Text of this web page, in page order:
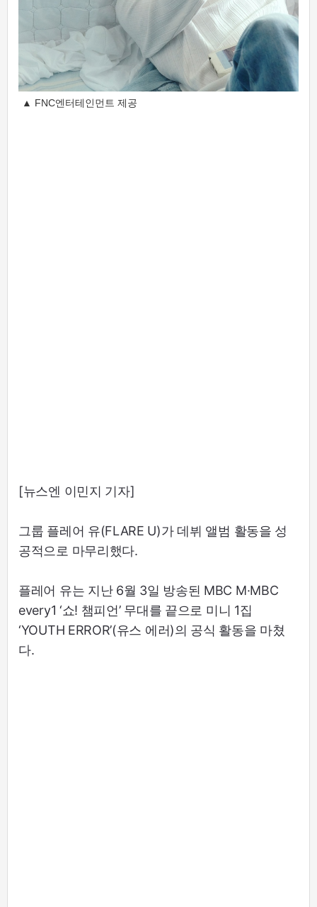
▲ FNC엔터테인먼트 제공
[뉴스엔 이민지 기자]
그룹 플레어 유(FLARE U)가 데뷔 앨범 활동을 성
공적으로 마무리했다.
플레어 유는 지난 6월 3일 방송된 MBC M·MBC
every1 ‘쇼! 챔피언’ 무대를 끝으로 미니 1집
‘YOUTH ERROR’(유스 에러)의 공식 활동을 마쳤
다.